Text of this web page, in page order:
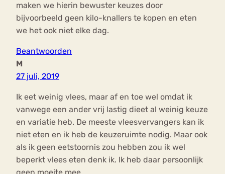
maken we hierin bewuster keuzes door
bijvoorbeeld geen kilo-knallers te kopen en eten
we het ook niet elke dag.
Beantwoorden
M
27 juli, 2019
Ik eet weinig vlees, maar af en toe wel omdat ik
vanwege een ander vrij lastig dieet al weinig keuze
en variatie heb. De meeste vleesvervangers kan ik
niet eten en ik heb de keuzeruimte nodig. Maar ook
als ik geen eetstoornis zou hebben zou ik wel
beperkt vlees eten denk ik. Ik heb daar persoonlijk